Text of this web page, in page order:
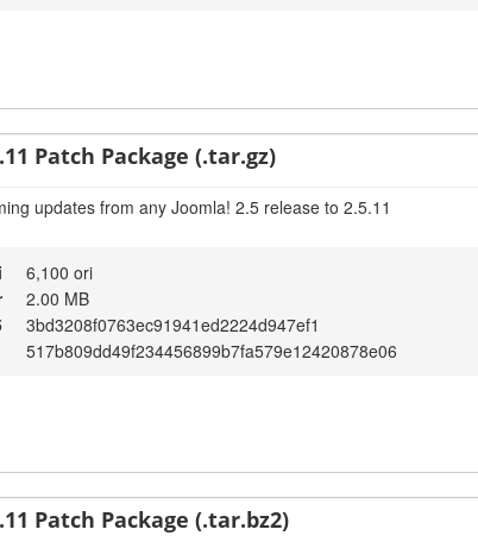
Patch Package (.tar.gz)
updates from any Joomla! 2.5 release to 2.5.11
6,100 ori
2.00 MB
3bd3208f0763ec91941ed2224d947ef1
517b809dd49f234456899b7fa579e12420878e06
Patch Package (.tar.bz2)